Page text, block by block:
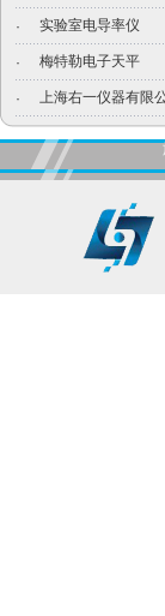
· 实验室电导率仪
· 梅特勒电子天平
· 上海右一仪器有限